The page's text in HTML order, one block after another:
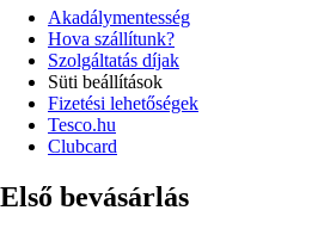
Akadálymentesség
Hova szállítunk?
Szolgáltatás díjak
Süti beállítások
Fizetési lehetőségek
Tesco.hu
Clubcard
Első bevásárlás